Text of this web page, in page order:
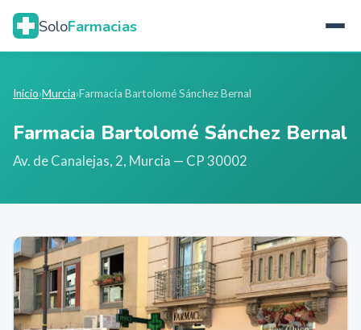
SoloFarmacias
Inicio›Murcia›Farmacia Bartolomé Sánchez Bernal
Farmacia Bartolomé Sánchez Bernal
Av. de Canalejas, 2, Murcia — CP 30002